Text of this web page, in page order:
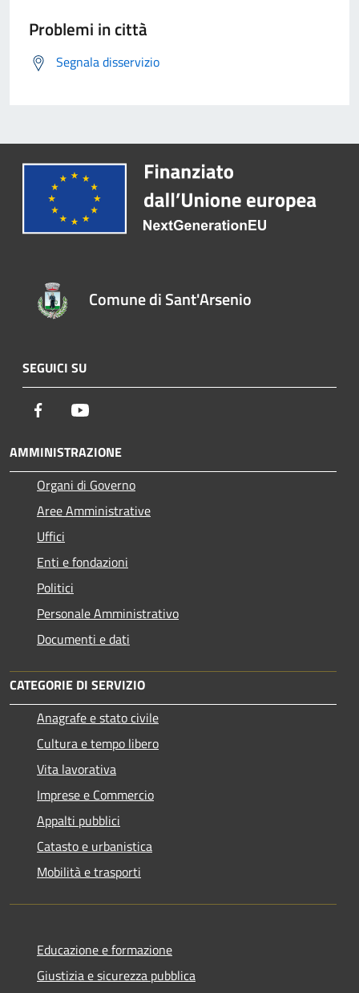
Problemi in città
Segnala disservizio
Comune di Sant'Arsenio
SEGUICI SU
Facebook
AMMINISTRAZIONE
Organi di Governo
Aree Amministrative
Uffici
Enti e fondazioni
Politici
Personale Amministrativo
Documenti e dati
CATEGORIE DI SERVIZIO
Anagrafe e stato civile
Cultura e tempo libero
Vita lavorativa
Imprese e Commercio
Appalti pubblici
Catasto e urbanistica
Mobilità e trasporti
Educazione e formazione
Giustizia e sicurezza pubblica